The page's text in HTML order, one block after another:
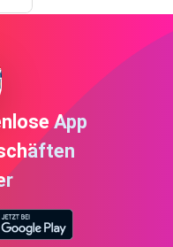
App